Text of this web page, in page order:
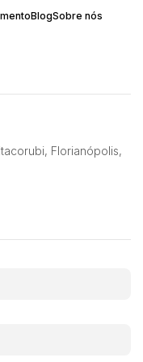
BlogSobre nós
Itacorubi, Florianópolis,